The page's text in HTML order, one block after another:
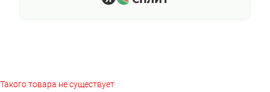
Такого товара не существует